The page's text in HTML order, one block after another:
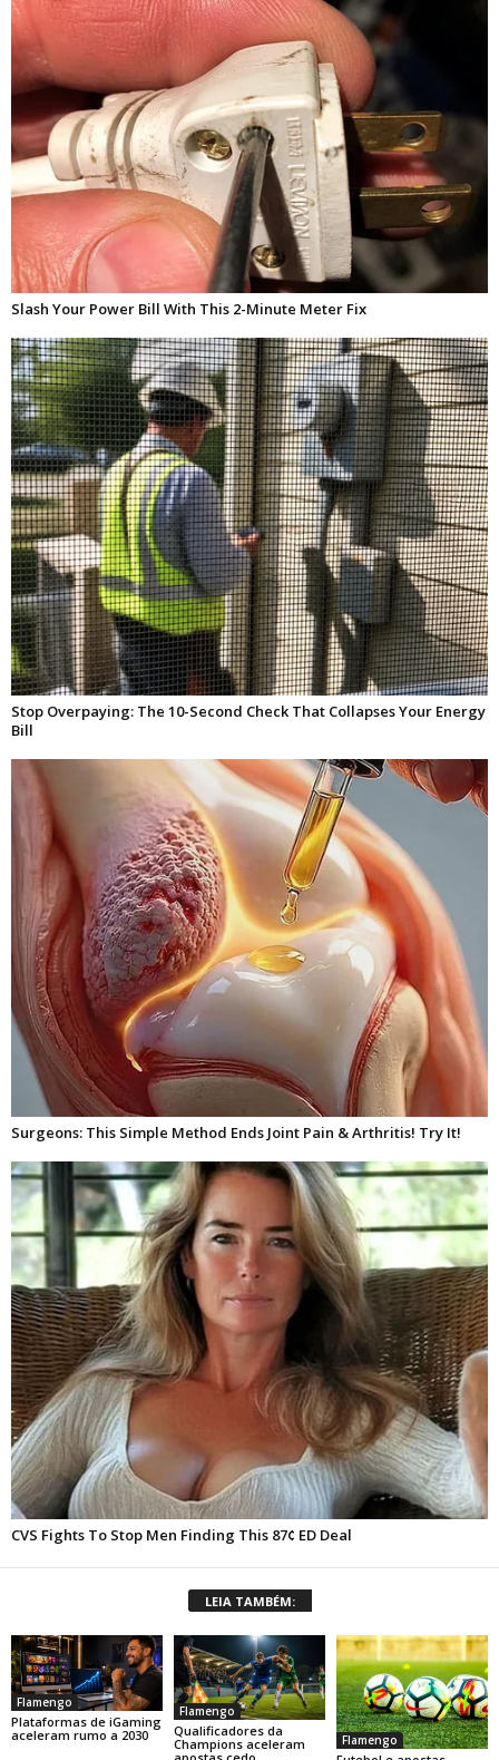
LEIA TAMBÉM:
Flamengo
Plataformas de iGaming
aceleram rumo a 2030
Flamengo
Qualificadores da
Champions aceleram
Flamengo